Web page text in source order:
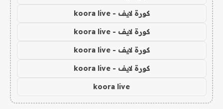
كورة لايف - koora live
كورة لايف - koora live
كورة لايف - koora live
كورة لايف - koora live
koora live